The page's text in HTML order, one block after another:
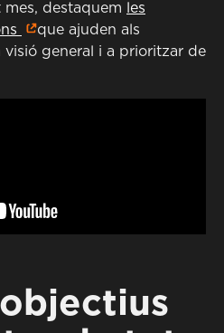
destaquem
les
que ajuden als
general i a prioritzar de